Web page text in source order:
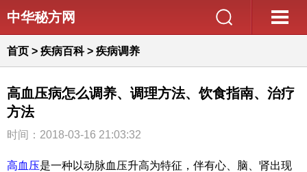
中华秘方网
首页 > 疾病百科> 疾病调养
高血压病怎么调养、调理方法、饮食指南、治疗
方法
时间：2018-03-16 21:03:32
高血压是一种以动脉血压升高为特征，伴有心、脑、肾出现